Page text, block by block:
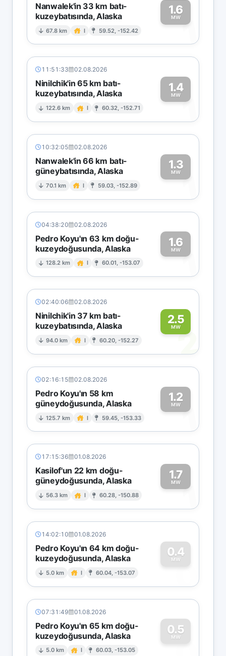
Nanwalek'in 33 km batı-
kuzeybatısında, Alaska
67.8 km I 59.52, -152.42
1.6
MW1
11:51:33 02.08.2026
Ninilchik'in 65 km batı-
kuzeybatısında, Alaska
122.6 km I 60.32, -152.71
1.4
MW1
10:32:05 02.08.2026
Nanwalek'in 66 km batı-
güneybatısında, Alaska
70.1 km I 59.03, -152.89
1.3
MW1
04:38:20 02.08.2026
Pedro Koyu'ın 63 km doğu-
kuzeydoğusunda, Alaska
128.2 km I 60.01, -153.07
1.6
MW1
02:40:06 02.08.2026
Ninilchik'in 37 km batı-
kuzeybatısında, Alaska
94.0 km I 60.20, -152.27
2.5
MW
2
02:16:15 02.08.2026
Pedro Koyu'ın 58 km
güneydoğusunda, Alaska
125.7 km I 59.45, -153.33
1.2
MW1
17:15:36 01.08.2026
Kasilof'un 22 km doğu-
güneydoğusunda, Alaska
56.3 km I 60.28, -150.88
1.7
MW1
14:02:10 01.08.2026
Pedro Koyu'ın 64 km doğu-
kuzeydoğusunda, Alaska
5.0 km I 60.04, -153.07
0.4
MW
0
07:31:49 01.08.2026
Pedro Koyu'ın 65 km doğu-
kuzeydoğusunda, Alaska
5.0 km I 60.03, -153.05
0.5
MW